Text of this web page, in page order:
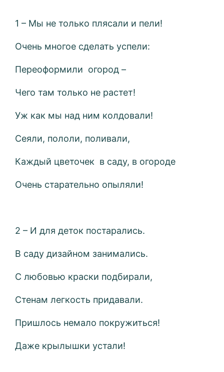
1 – Мы не только плясали и пели!
Очень многое сделать успели:
Переоформили огород –
Чего там только не растет!
Уж как мы над ним колдовали!
Сеяли, пололи, поливали,
Каждый цветочек в саду, в огороде
Очень старательно опыляли!
2 – И для деток постарались.
В саду дизайном занимались.
С любовью краски подбирали,
Стенам легкость придавали.
Пришлось немало покружиться!
Даже крылышки устали!